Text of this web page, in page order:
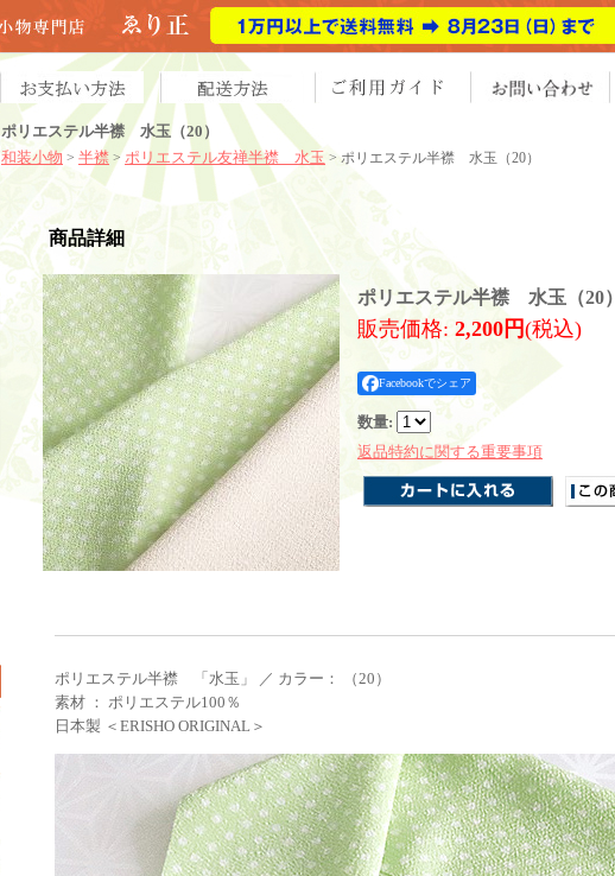
ポリエステル半襟 水玉（20）
和装小物 > 半襟 >ポリエステル友禅半襟 水玉 > ポリエステル半襟 水玉（20）
商品詳細
ポリエステル半襟 水玉（20）
販売価格: 2,200円(税込)
Facebookでシェア
数量:
返品特約に関する重要事項
ポリエステル半襟 「水玉」 ／ カラー： （20）
素材 ： ポリエステル100％
日本製 ＜ERISHO ORIGINAL＞